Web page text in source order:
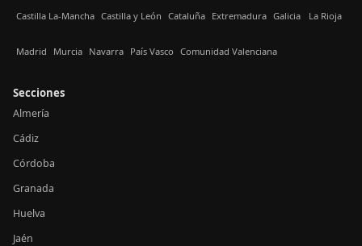
Castilla La-Mancha Castilla y León Cataluña Extremadura Galicia La Rioja
Madrid Murcia Navarra País Vasco Comunidad Valenciana
Secciones
Almería
Cádiz
Córdoba
Granada
Huelva
Jaén